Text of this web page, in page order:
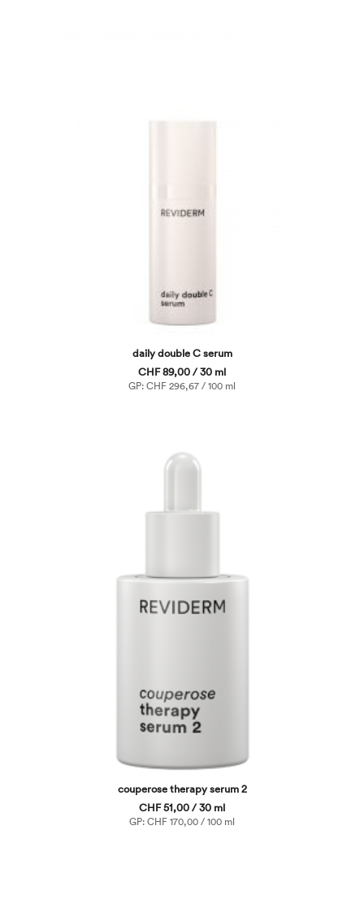
daily double C serum
CHF 89,00 / 30 ml
GP: CHF 296,67 / 100 ml
couperose therapy serum 2
CHF 51,00 / 30 ml
GP: CHF 170,00 / 100 ml